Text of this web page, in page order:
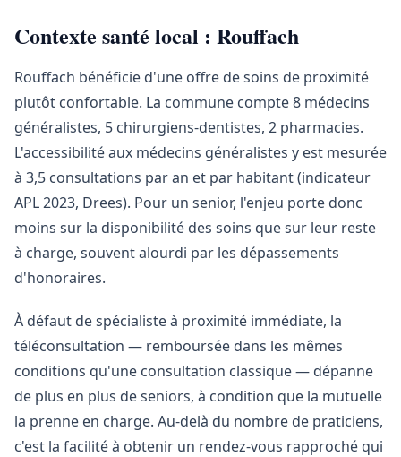
Contexte santé local : Rouffach
Rouffach bénéficie d'une offre de soins de proximité
plutôt confortable. La commune compte 8 médecins
généralistes, 5 chirurgiens-dentistes, 2 pharmacies.
L'accessibilité aux médecins généralistes y est mesurée
à 3,5 consultations par an et par habitant (indicateur
APL 2023, Drees). Pour un senior, l'enjeu porte donc
moins sur la disponibilité des soins que sur leur reste
à charge, souvent alourdi par les dépassements
d'honoraires.
À défaut de spécialiste à proximité immédiate, la
téléconsultation — remboursée dans les mêmes
conditions qu'une consultation classique — dépanne
de plus en plus de seniors, à condition que la mutuelle
la prenne en charge. Au-delà du nombre de praticiens,
c'est la facilité à obtenir un rendez-vous rapproché qui